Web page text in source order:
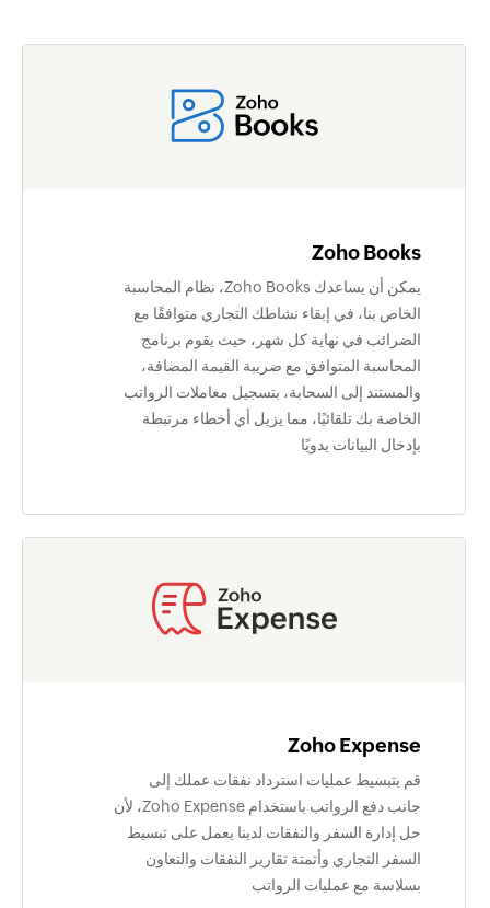
Zoho Books
يمكن أن يساعدك Zoho Books، نظام المحاسبة
الخاص بنا، في إبقاء نشاطك التجاري متوافقًا مع
الضرائب في نهاية كل شهر، حيث يقوم برنامج
المحاسبة المتوافق مع ضريبة القيمة المضافة،
والمستند إلى السحابة، بتسجيل معاملات الرواتب
الخاصة بك تلقائيًا، مما يزيل أي أخطاء مرتبطة
بإدخال البيانات يدويًا
Zoho Expense
قم بتبسيط عمليات استرداد نفقات عملك إلى
جانب دفع الرواتب باستخدام Zoho Expense، لأن
حل إدارة السفر والنفقات لدينا يعمل على تبسيط
السفر التجاري وأتمتة تقارير النفقات والتعاون
بسلاسة مع عمليات الرواتب